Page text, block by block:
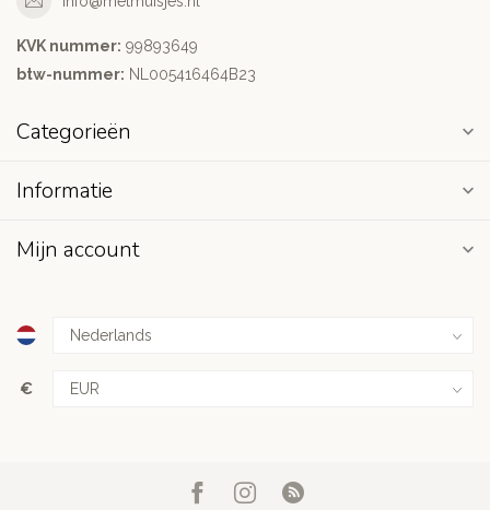
KVK nummer: 99893649
btw-nummer: NL005416464B23
Categorieën
Informatie
Mijn account
€